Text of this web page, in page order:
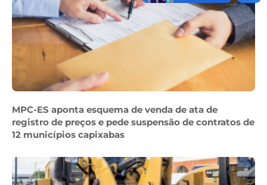
MPC-ES aponta esquema de venda de ata de
registro de preços e pede suspensão de contratos de
12 municípios capixabas